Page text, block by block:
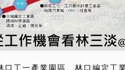
工一產業園區、林口編定工